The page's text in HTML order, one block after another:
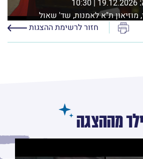
19.12.2026 | 10:30
מוזיאון ת"א לאמנות, שד' שאול
חזור לרשימת ההצגות
מההצגה